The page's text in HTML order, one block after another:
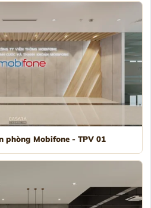
phòng Mobifone - TPV 01